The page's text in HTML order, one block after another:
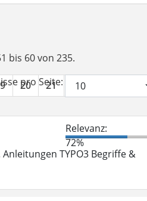
bis 60 von 235.
20 21 22
pro Seite:
Relevanz:
72%
TYPO3 Begriffe &